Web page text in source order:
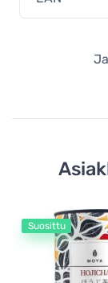
Suosittu